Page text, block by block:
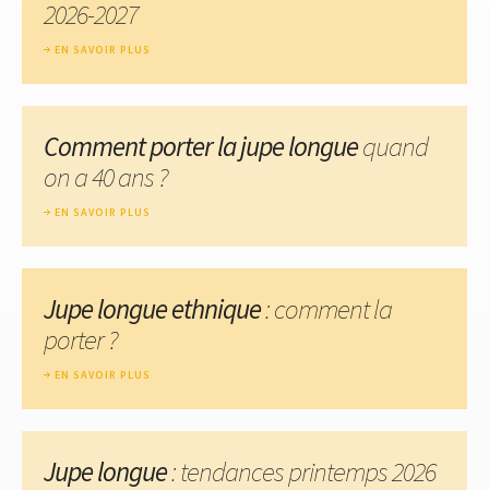
2026-2027
EN SAVOIR PLUS
Comment porter la jupe longuequand
on a 40 ans ?
EN SAVOIR PLUS
Jupe longue ethnique: comment la
porter ?
EN SAVOIR PLUS
Jupe longue: tendances printemps 2026